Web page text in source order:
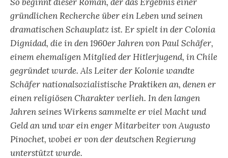
gründlichen Recherche über ein Leben und seinen
dramatischen Schauplatz ist. Er spielt in der Colonia
Dignidad, die in den 1960er Jahren von Paul Schäfer,
einem ehemaligen Mitglied der Hitlerjugend, in Chile
gegründet wurde. Als Leiter der Kolonie wandte
Schäfer nationalsozialistische Praktiken an, denen er
einen religiösen Charakter verlieh. In den langen
Jahren seines Wirkens sammelte er viel Macht und
Geld an und war ein enger Mitarbeiter von Augusto
Pinochet, wobei er von der deutschen Regierung
unterstützt wurde.